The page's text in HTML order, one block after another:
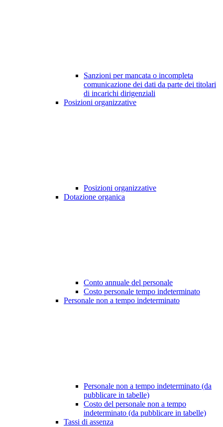
Sanzioni per mancata o incompleta
comunicazione dei dati da parte dei titolari
di incarichi dirigenziali
Posizioni organizzative
Posizioni organizzative
Dotazione organica
Conto annuale del personale
Costo personale tempo indeterminato
Personale non a tempo indeterminato
Personale non a tempo indeterminato (da
pubblicare in tabelle)
Costo del personale non a tempo
indeterminato (da pubblicare in tabelle)
Tassi di assenza